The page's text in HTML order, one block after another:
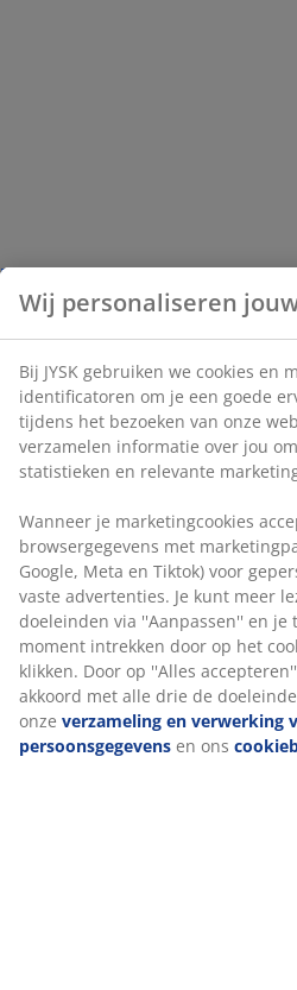
Wij personaliseren
Bij JYSK gebruiken we cookies en
identificatoren om je een goede
tijdens het bezoeken van onze
verzamelen informatie over jou
statistieken en relevante
Wanneer je marketingcookies
browsergegevens met
Google, Meta en Tiktok) voor
vaste advertenties. Je kunt meer
doeleinden via ''Aanpassen'' en je
moment intrekken door op het
klikken. Door op ''Alles
akkoord met alle drie de
onze verzameling en verwerking
persoonsgegevens en ons